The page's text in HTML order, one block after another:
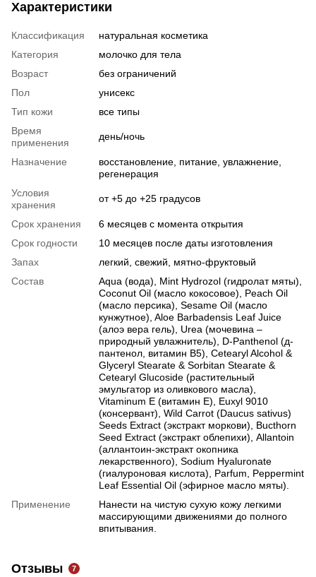
Характеристики
Классификация
натуральная косметика
Категория
молочко для тела
Возраст
без ограничений
Пол
унисекс
Тип кожи
все типы
Время
применения
день/ночь
Назначение
восстановление, питание, увлажнение,
регенерация
Условия
хранения
от +5 до +25 градусов
Срок хранения
6 месяцев с момента открытия
Срок годности
10 месяцев после даты изготовления
Запах
легкий, свежий, мятно-фруктовый
Состав
Aqua (вода), Mint Hydrozol (гидролат мяты),
Coconut Oil (масло кокосовое), Peach Oil
(масло персика), Sesame Oil (масло
кунжутное), Aloe Barbadensis Leaf Juice
(алоэ вера гель), Urea (мочевина –
природный увлажнитель), D-Panthenol (д-
пантенол, витамин В5), Cetearyl Alcohol &
Glyceryl Stearate & Sorbitan Stearate &
Cetearyl Glucoside (растительный
эмульгатор из оливкового масла),
Vitaminum E (витамин Е), Euxyl 9010
(консервант), Wild Carrot (Daucus sativus)
Seeds Extract (экстракт моркови), Bucthorn
Seed Extract (экстракт облепихи), Аllantoin
(аллантоин-экстракт окопника
лекарственного), Sodium Hyaluronate
(гиалуроновая кислота), Parfum, Peppermint
Leaf Essential Oil (эфирное масло мяты).
Применение
Нанести на чистую сухую кожу легкими
массирующими движениями до полного
впитывания.
Отзывы 7